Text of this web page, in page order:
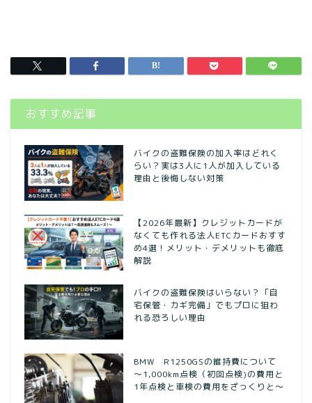
おすすめ記事
バイクの盗難保険の加入率はどれく
らい？実は3人に1人が加入している
理由と後悔しない対策
【2026年最新】クレジットカードが
なくても作れる法人ETCカードおすす
め4選！メリット・デメリットも徹底
解説
バイクの盗難保険はいらない？「自
宅保管・カギ完備」でもプロに狙わ
れる恐ろしい理由
BMW R1250GSの維持費について
～1,000km点検（初回点検)の費用と
1年点検と車検の費用をざっくりと～